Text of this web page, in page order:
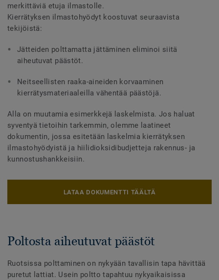
merkittäviä etuja ilmastolle.
Kierrätyksen ilmastohyödyt koostuvat seuraavista
tekijöistä:
Jätteiden polttamatta jättäminen eliminoi siitä
aiheutuvat päästöt.
Neitseellisten raaka-aineiden korvaaminen
kierrätysmateriaaleilla vähentää päästöjä.
Alla on muutamia esimerkkejä laskelmista. Jos haluat
syventyä tietoihin tarkemmin, olemme laatineet
dokumentin, jossa esitetään laskelmia kierrätyksen
ilmastohyödyistä ja hiilidioksidibudjetteja rakennus- ja
kunnostushankkeisiin.
LATAA DOKUMENTTI TÄÄLTÄ
Poltosta aiheutuvat päästöt
Ruotsissa polttaminen on nykyään tavallisin tapa hävittää
puretut lattiat. Usein poltto tapahtuu nykyaikaisissa